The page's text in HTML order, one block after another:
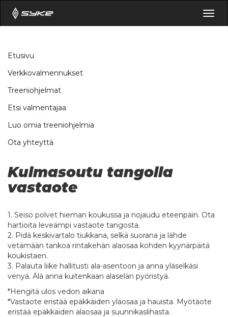
Etusivu
Verkkovalmennukset
Treeniohjelmat
Etsi valmentajaa
Luo omia treeniohjelmia
Ota yhteyttä
Kulmasoutu tangolla
vastaote
1. Seiso polvet hieman koukussa ja nojaudu eteenpäin. Ota
hartioita leveämpi vastaote tangosta.
2. Pidä keskivartalo tiukkana, selkä suorana ja lähde
vetämään tankoa rintakehän alaosaa kohden kyynärpäitä
koukistaen.
3. Palauta liike hallitusti ala-asentoon ja anna yläselkäsi
venyä. Älä anna kuitenkaan alaselän pyöristyä.
*Hengitä ulos vedon aikana
*Vastaote eristää epäkkäiden yläosaa ja hauista. Myötäote
eristää epäkkäiden alaosaa ja suunnikaslihasta.